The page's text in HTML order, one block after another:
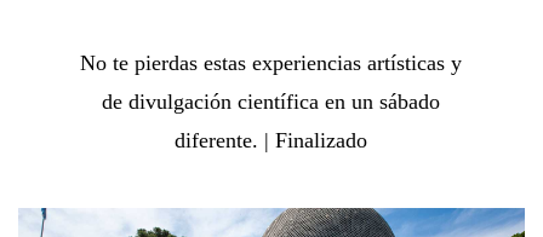
No te pierdas estas experiencias artísticas y
de divulgación científica en un sábado
diferente. | Finalizado